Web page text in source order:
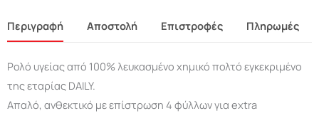
Περιγραφή Αποστολή Επιστροφές Πληρωμές
Ρολό υγείας από 100% λευκασμένο χημικό πολτό εγκεκριμένο
της εταρίας DAILY.
Απαλό, ανθεκτικό με επίστρωση 4 φύλλων για extra